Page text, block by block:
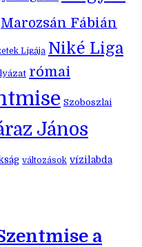
Marozsán Fábián
Ligája Niké Liga
római
Szoboszlai
János
változások vízilabda
a